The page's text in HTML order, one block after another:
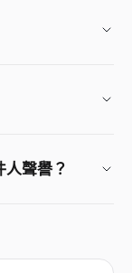
聲譽？